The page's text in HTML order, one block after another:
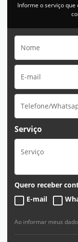
Informe o serviço
Serviço
Quero receber
E-mail
Ao informar meus